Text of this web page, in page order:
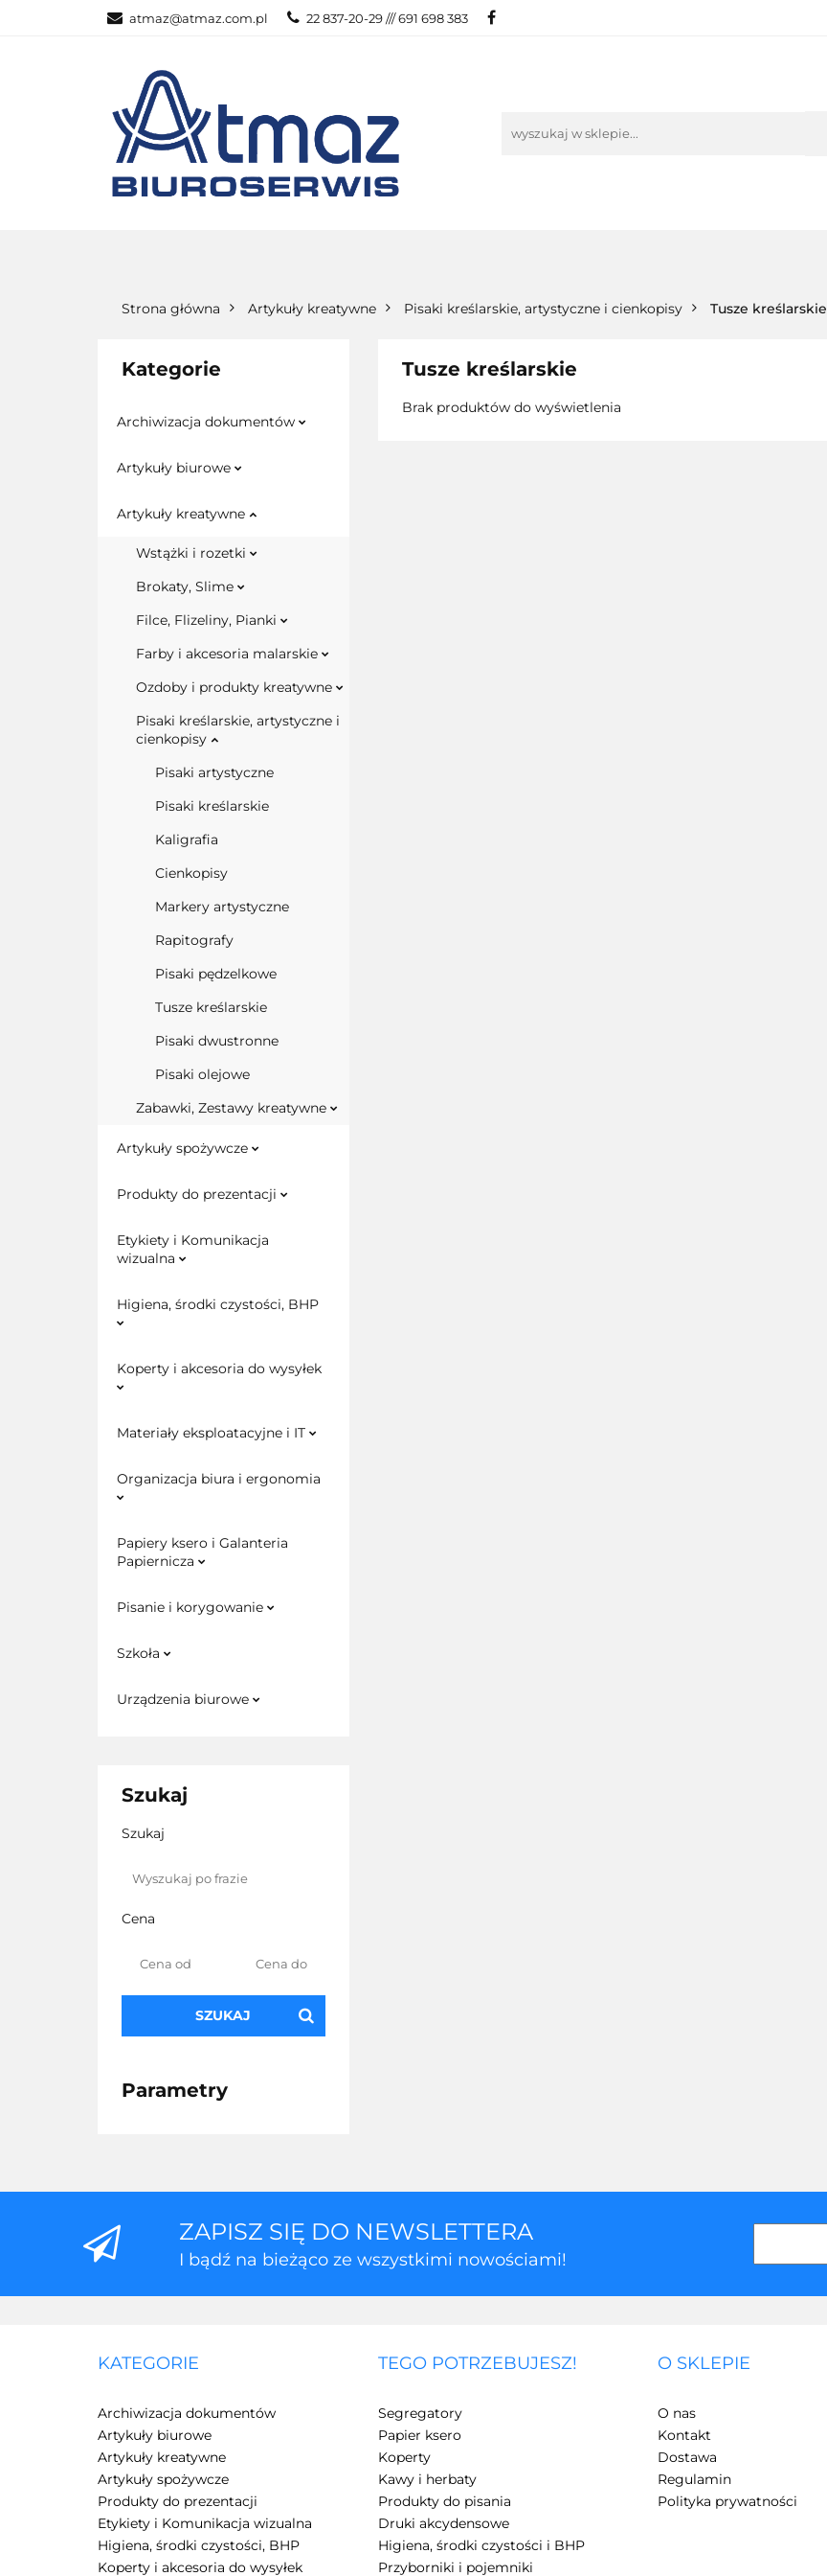
atmaz@atmaz.com.pl 22 837-20-29 /// 691 698 383
Strona główna Artykuły kreatywne Pisaki kreślarskie, artystyczne i cienkopisy Tusze kreślarskie
Kategorie
Archiwizacja dokumentów
Artykuły biurowe
Artykuły kreatywne
Wstążki i rozetki
Brokaty, Slime
Filce, Flizeliny, Pianki
Farby i akcesoria malarskie
Ozdoby i produkty kreatywne
Pisaki kreślarskie, artystyczne i
cienkopisy
Pisaki artystyczne
Pisaki kreślarskie
Kaligrafia
Cienkopisy
Markery artystyczne
Rapitografy
Pisaki pędzelkowe
Tusze kreślarskie
Pisaki dwustronne
Pisaki olejowe
Zabawki, Zestawy kreatywne
Artykuły spożywcze
Produkty do prezentacji
Etykiety i Komunikacja
wizualna
Higiena, środki czystości, BHP
Koperty i akcesoria do wysyłek
Materiały eksploatacyjne i IT
Organizacja biura i ergonomia
Papiery ksero i Galanteria
Papiernicza
Pisanie i korygowanie
Szkoła
Urządzenia biurowe
Szukaj
Szukaj
Cena
SZUKAJ
Parametry
Tusze kreślarskie
Brak produktów do wyświetlenia
ZAPISZ SIĘ DO NEWSLETTERA
I bądź na bieżąco ze wszystkimi nowościami!
KATEGORIE
Archiwizacja dokumentów
Artykuły biurowe
Artykuły kreatywne
Artykuły spożywcze
Produkty do prezentacji
Etykiety i Komunikacja wizualna
Higiena, środki czystości, BHP
Koperty i akcesoria do wysyłek
TEGO POTRZEBUJESZ!
Segregatory
Papier ksero
Koperty
Kawy i herbaty
Produkty do pisania
Druki akcydensowe
Higiena, środki czystości i BHP
Przyborniki i pojemniki
O SKLEPIE
O nas
Kontakt
Dostawa
Regulamin
Polityka prywatności